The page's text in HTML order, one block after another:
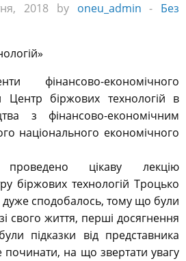
2018 by oneu_admin - Без
фінансово-економічного
Центр біржових технологій в
з фінансово-економічним
національного економічного
цікаву лекцію
біржових технологій Троцько
дуже сподобалось, тому що були
свого життя, перші досягнення
підказки від представника
на що звертати увагу